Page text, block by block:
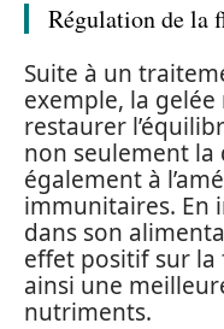
Régulation de la
Suite à un
exemple, la
restaurer
non seulement
également à
immunitaires. En
dans son
effet positif sur
ainsi une
nutriments.